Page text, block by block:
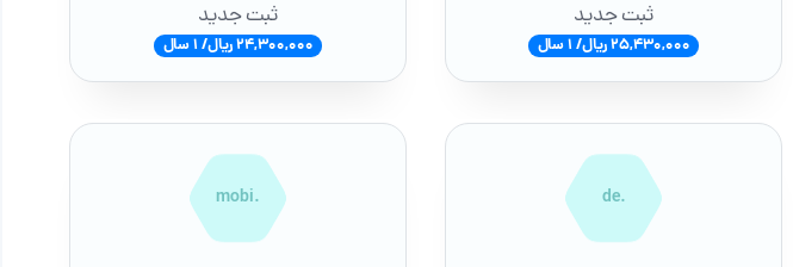
ثبت جدید
25,430,000 ریال/ 1 سال
ثبت جدید
24,300,000 ریال/ 1 سال
.de
.mobi